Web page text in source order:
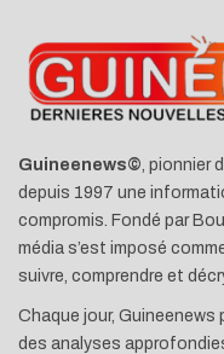
Guineenews© , pionnier
depuis 1997 une
compromis. Fondé par
média s’est imposé
suivre, comprendre et
Chaque jour,
des analyses